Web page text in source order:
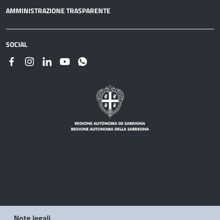
AMMINISTRAZIONE TRASPARENTE
SOCIAL